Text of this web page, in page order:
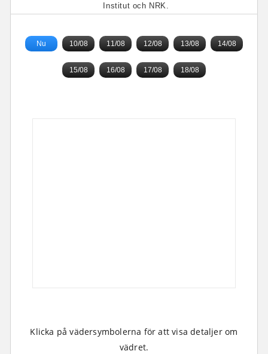
Institut och NRK.
Nu 10/08 11/08 12/08 13/08 14/08
15/08 16/08 17/08 18/08
Klicka på vädersymbolerna för att visa detaljer om
vädret.